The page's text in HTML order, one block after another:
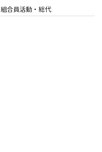
組合員活動・総代